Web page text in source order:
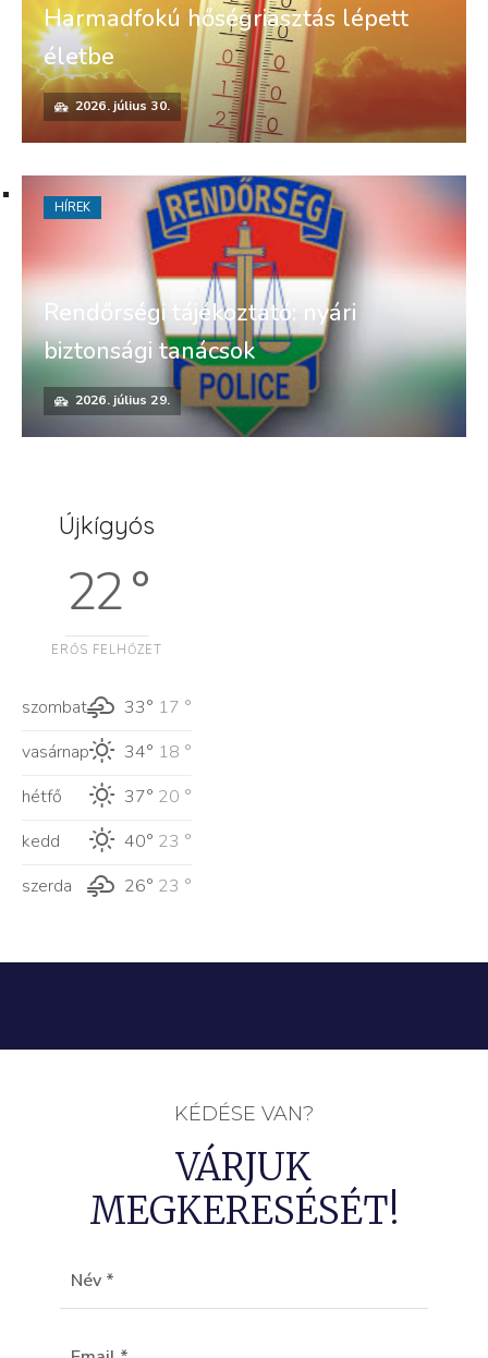
Harmadfokú hőségriasztás lépett
életbe
2026. július 30.
Rendőrségi tájékoztató: nyári
biztonsági tanácsok
2026. július 29.
HÍREK
Újkígyós
22 °
ERŐS FELHŐZET
szombat 33° 17 °
vasárnap
34° 18 °
hétfő
37° 20 °
kedd
40° 23 °
szerda
26° 23 °
KÉDÉSE VAN?
VÁRJUK
MEGKERESÉSÉT!